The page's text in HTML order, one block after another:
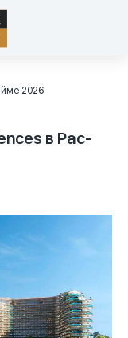
2026
в Рас-